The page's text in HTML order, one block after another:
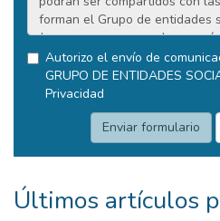
Autorizo el envío de
GRUPO DE ENTIDADES
Privacidad
Últimos artículos